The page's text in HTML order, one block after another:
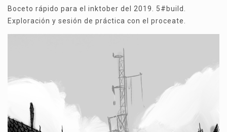
Boceto rápido para el inktober del 2019. 5#build.
Exploración y sesión de práctica con el proceate.